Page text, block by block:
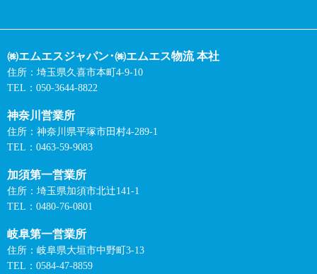
㈱エムエスジャパン･㈱エムエス物流 本社
住所：埼玉県久喜市本町4-9-10
TEL：050-3644-8822
神奈川営業所
住所：神奈川県平塚市田村4-289-1
TEL：0463-59-9083
加須第一営業所
住所：埼玉県加須市北辻141-1
TEL：0480-76-0801
岐阜第一営業所
住所：岐阜県大垣市中野町3-13
TEL：0584-47-8859